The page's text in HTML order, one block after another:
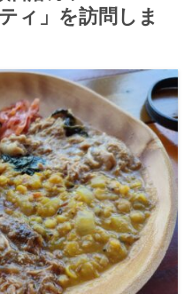
ィ」を訪問しま